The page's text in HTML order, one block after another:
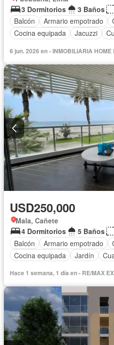
3 Dormitorios
3 Baños
Balcón
Armario empotrado
Cocina equipada
Jacuzzi
6 jun. 2026 en - INMOBILIARIA HOME
USD250,000
Mala, Cañete
4 Dormitorios
5 Baños
Balcón
Armario empotrado
Cocina equipada
Jardín
Hace 1 semana, 1 día en - RE/MAX